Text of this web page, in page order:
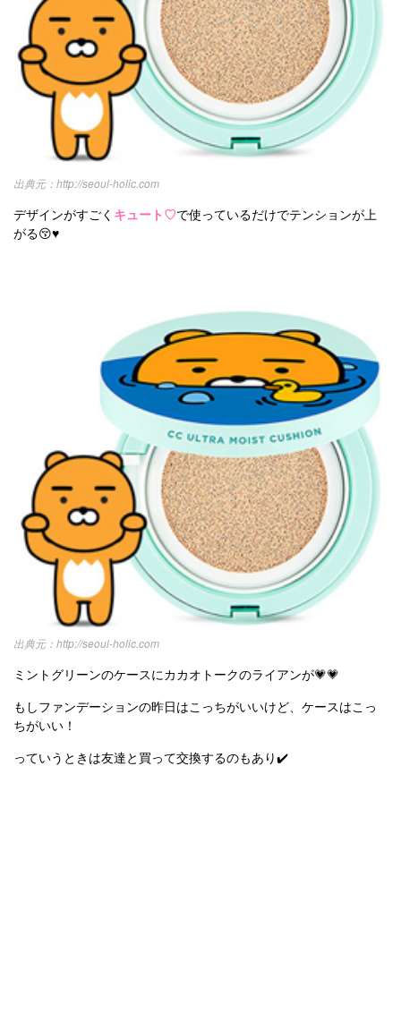
http://seoul-holic.com
デザインがすごく キュート♡で使っているだけでテンションが上
がる😚♥️
http://seoul-holic.com
ミントグリーンのケースにカカオトークのライアンが💗💗
もしファンデーションの昨日はこっちがいいけど、ケースはこっ
ちがいい！
っていうときは友達と買って交換するのもあり✔️